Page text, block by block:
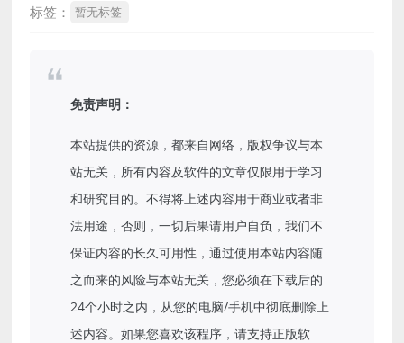
标签： 暂无标签
免责声明：
本站提供的资源，都来自网络，版权争议与本
站无关，所有内容及软件的文章仅限用于学习
和研究目的。不得将上述内容用于商业或者非
法用途，否则，一切后果请用户自负，我们不
保证内容的长久可用性，通过使用本站内容随
之而来的风险与本站无关，您必须在下载后的
24个小时之内，从您的电脑/手机中彻底删除上
述内容。如果您喜欢该程序，请支持正版软